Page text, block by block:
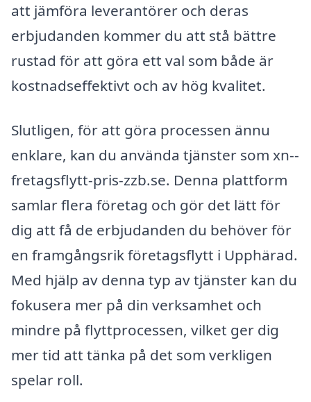
att jämföra leverantörer och deras
erbjudanden kommer du att stå bättre
rustad för att göra ett val som både är
kostnadseffektivt och av hög kvalitet.
Slutligen, för att göra processen ännu
enklare, kan du använda tjänster som xn--
fretagsflytt-pris-zzb.se. Denna plattform
samlar flera företag och gör det lätt för
dig att få de erbjudanden du behöver för
en framgångsrik företagsflytt i Upphärad.
Med hjälp av denna typ av tjänster kan du
fokusera mer på din verksamhet och
mindre på flyttprocessen, vilket ger dig
mer tid att tänka på det som verkligen
spelar roll.